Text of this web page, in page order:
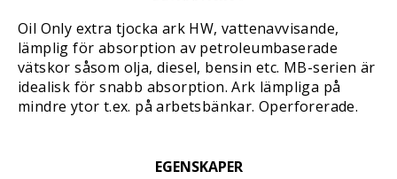
Oil Only extra tjocka ark HW, vattenavvisande,
lämplig för absorption av petroleumbaserade
vätskor såsom olja, diesel, bensin etc. MB-serien är
idealisk för snabb absorption. Ark lämpliga på
mindre ytor t.ex. på arbetsbänkar. Operforerade.
EGENSKAPER